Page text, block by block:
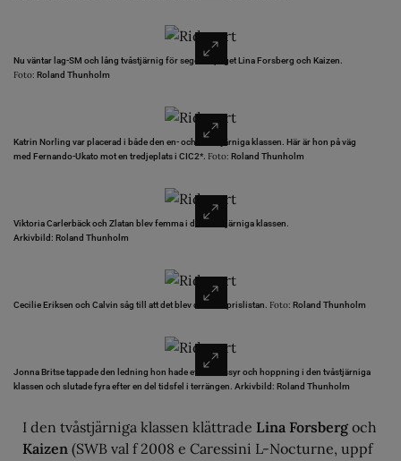
Nu väntar lag-SM och lång tvåstjärnig för segerekipaget Lina Forsberg och Kaizen.
Foto: Roland Thunholm
Katrin Norling var placerad i både den en- och tvåsstjärniga klassen. Här är hon på väg
med Fernando-Ukato mot en tredjeplats i CIC2*. Foto: Roland Thunholm
Viktoria Carlerbäck och Zlatan blev femma i den tvåstjärniga klassen.
Arkivbild: Roland Thunholm
Cecilie Eriksen och Calvin såg till att det blev danskt i prislistan. Foto: Roland Thunholm
Jonna Britse tappade den ledning hon hade efter dressyr och hoppning i den tvåstjärniga
klassen och slutade fyra efter en del tidsfel i terrängen. Arkivbild: Roland Thunholm
I den tvåstjärniga klassen klättrade Lina Forsbergoch
Kaizen (SWB val f 2008 e Caressini L-Nocturne, uppf